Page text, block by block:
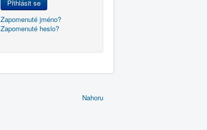
Přihlásit se
Zapomenuté jméno?
Zapomenuté heslo?
Nahoru